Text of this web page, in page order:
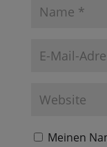
Meinen